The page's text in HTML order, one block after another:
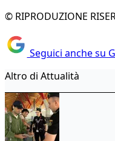
© RIPRODUZIONE
Seguici anche su
Altro di Attualità